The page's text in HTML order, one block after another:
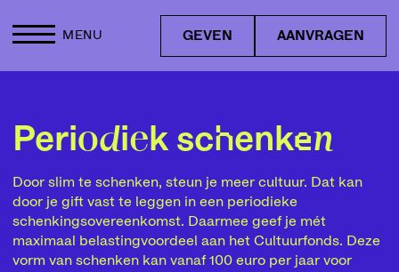
GEVEN AANVRAGEN
MENU
Periodiek schenken
Door slim te schenken, steun je meer cultuur. Dat kan
door je gift vast te leggen in een periodieke
schenkingsovereenkomst. Daarmee geef je mét
maximaal belastingvoordeel aan het Cultuurfonds. Deze
vorm van schenken kan vanaf 100 euro per jaar voor